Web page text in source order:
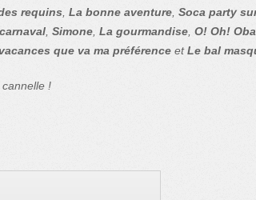
requins La bonne aventure Soca party
Simone La gourmandise O! Oh!
que va ma préférence etLe bal
!